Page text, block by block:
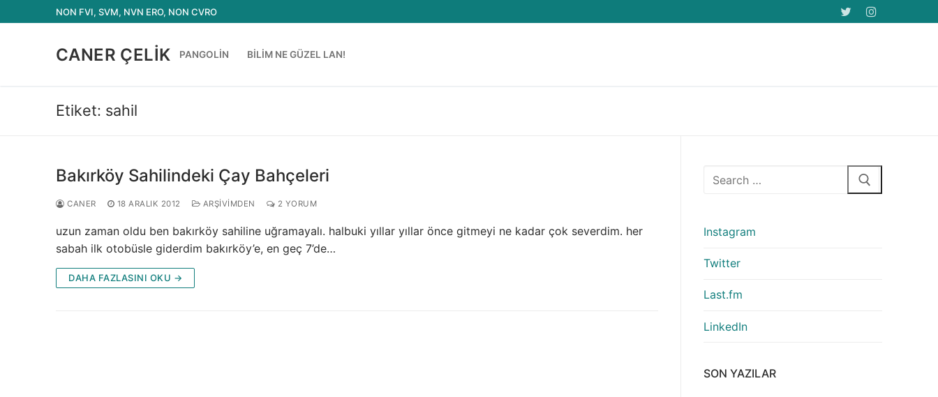
atla
NON FVI, SVM, NVN ERO, NON CVRO
CANER ÇELIK PANGOLIN BILIM NE GÜZEL LAN!
Etiket: sahil
Bakırköy Sahilindeki Çay Bahçeleri
CANER 18 ARALIK 2012 ARŞIVIMDEN 2 YORUM
uzun zaman oldu ben bakırköy sahiline uğramayalı. halbuki yıllar yıllar önce gitmeyi ne kadar çok severdim. her
sabah ilk otobüsle giderdim bakırköy’e, en geç 7’de…
DAHA FAZLASINI OKU →
Arama:
Instagram
Twitter
Last.fm
LinkedIn
SON YAZILAR